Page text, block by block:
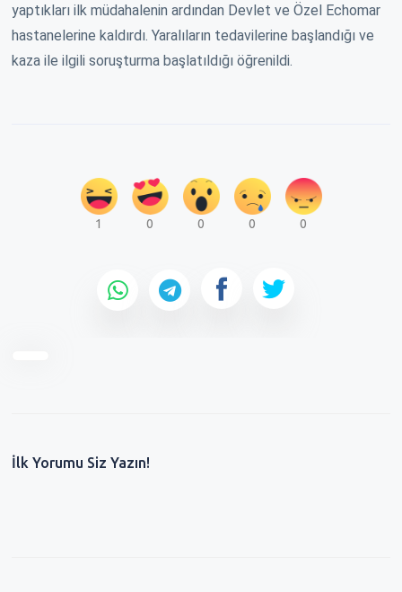
yaptıkları ilk müdahalenin ardından Devlet ve Özel Echomar
hastanelerine kaldırdı. Yaralıların tedavilerine başlandığı ve
kaza ile ilgili soruşturma başlatıldığı öğrenildi.
1 0 0 0 0
İlk Yorumu Siz Yazın!